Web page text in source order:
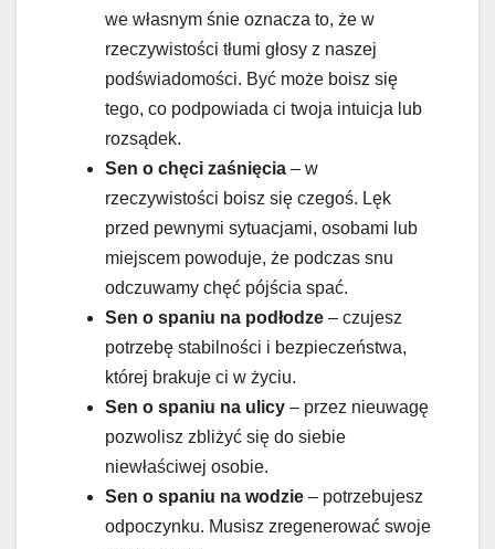
we własnym śnie oznacza to, że w
rzeczywistości tłumi głosy z naszej
podświadomości. Być może boisz się
tego, co podpowiada ci twoja intuicja lub
rozsądek.
Sen o chęci zaśnięcia – w
rzeczywistości boisz się czegoś. Lęk
przed pewnymi sytuacjami, osobami lub
miejscem powoduje, że podczas snu
odczuwamy chęć pójścia spać.
Sen o spaniu na podłodze – czujesz
potrzebę stabilności i bezpieczeństwa,
której brakuje ci w życiu.
Sen o spaniu na ulicy – przez nieuwagę
pozwolisz zbliżyć się do siebie
niewłaściwej osobie.
Sen o spaniu na wodzie – potrzebujesz
odpoczynku. Musisz zregenerować swoje